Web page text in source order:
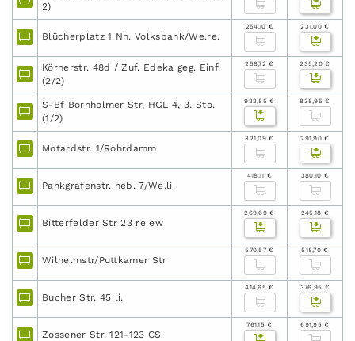
2)
Blücherplatz 1 Nh. Volksbank/We.re.
254,10 € 231,00 €
Körnerstr. 48d / Zuf. Edeka geg. Einf.
(2/2)
258,72 € 235,20 €
S-Bf Bornholmer Str, HGL 4, 3. Sto.
(1/2)
922,85 € 838,95 €
Motardstr. 1/Rohrdamm
321,09 € 291,90 €
Pankgrafenstr. neb. 7/We.li.
418,11 € 380,10 €
Bitterfelder Str 23 re ew
269,69 € 245,18 €
Wilhelmstr/Puttkamer Str
570,57 € 518,70 €
Bucher Str. 45 li.
414,65 € 376,95 €
Zossener Str. 121-123 CS
761,15 € 691,95 €